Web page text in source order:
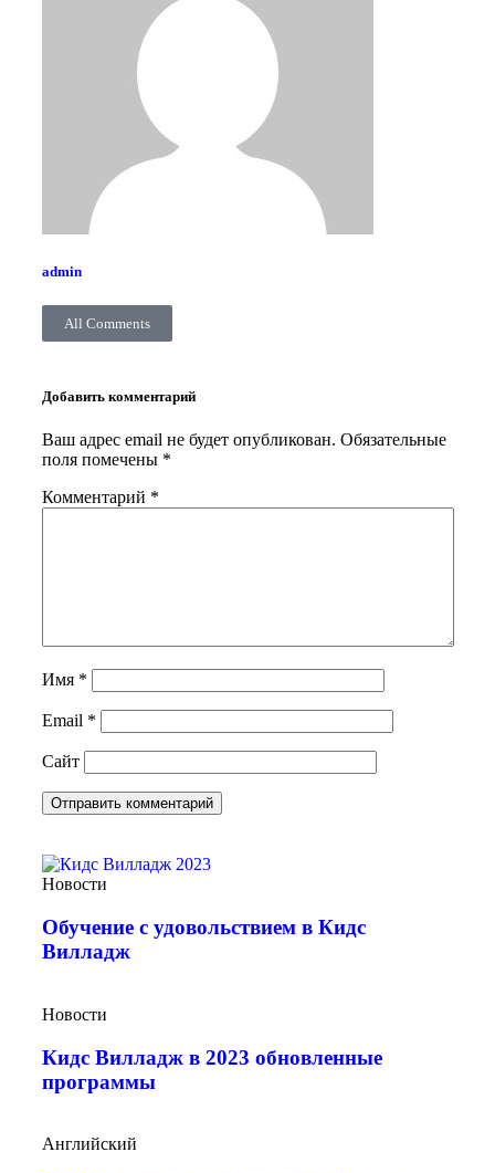
admin
All Comments
Добавить комментарий
Ваш адрес email не будет опубликован. Обязательные
поля помечены *
Комментарий *
Имя *
Email *
Сайт
Новости
Обучение с удовольствием в Кидс
Вилладж
Новости
Кидс Вилладж в 2023 обновленные
программы
Английский